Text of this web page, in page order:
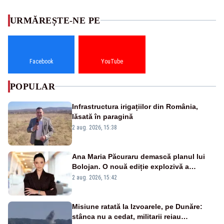
URMĂREȘTE-NE PE
Facebook YouTube
POPULAR
Infrastructura irigațiilor din România,
lăsată în paragină
2 aug. 2026, 15:38
Ana Maria Păcuraru demască planul lui
Bolojan. O nouă ediție explozivă a
emisiunii „Miza Zilei” la Realitatea PLUS
2 aug. 2026, 15:42
Misiune ratată la Izvoarele, pe Dunăre:
stânca nu a cedat, militarii reiau